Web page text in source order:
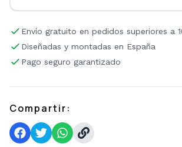
Envío gratuito en pedidos superiores a
Diseñadas y montadas en España
Pago seguro garantizado
Compartir: